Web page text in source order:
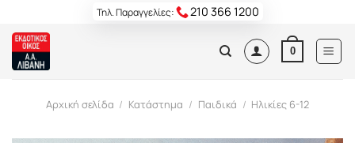
content
Τηλ. Παραγγελίες: 210 366 1200
0
Αρχική σελίδα / Κατάστημα / Παιδικά / Ηλικίες 6-12